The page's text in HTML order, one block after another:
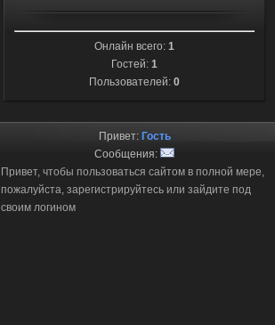
Онлайн всего: 1
Гостей: 1
Пользователей: 0
Привет: Гость
Сообщения:
Привет, чтобы пользоваться сайтом в полной мере,
пожалуйста, зарегистрируйтесь или зайдите под
своим логином